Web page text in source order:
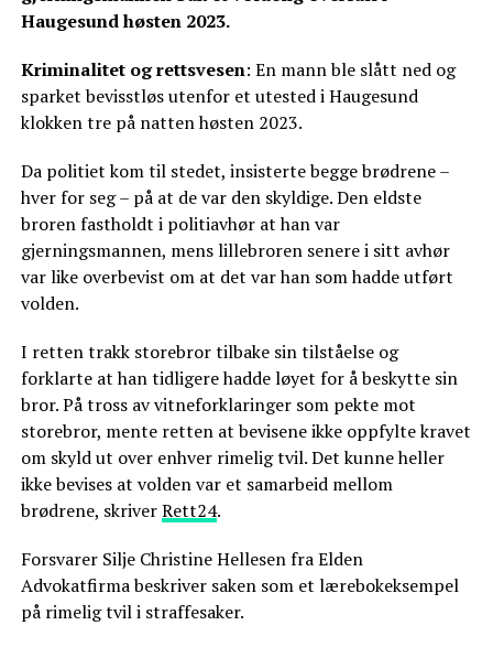
Haugesund høsten 2023.
Kriminalitet og rettsvesen: En mann ble slått ned og
sparket bevisstløs utenfor et utested i Haugesund
klokken tre på natten høsten 2023.
Da politiet kom til stedet, insisterte begge brødrene –
hver for seg – på at de var den skyldige. Den eldste
broren fastholdt i politiavhør at han var
gjerningsmannen, mens lillebroren senere i sitt avhør
var like overbevist om at det var han som hadde utført
volden.
I retten trakk storebror tilbake sin tilståelse og
forklarte at han tidligere hadde løyet for å beskytte sin
bror. På tross av vitneforklaringer som pekte mot
storebror, mente retten at bevisene ikke oppfylte kravet
om skyld ut over enhver rimelig tvil. Det kunne heller
ikke bevises at volden var et samarbeid mellom
brødrene, skriverRett24.
Forsvarer Silje Christine Hellesen fra Elden
Advokatfirma beskriver saken som et lærebokeksempel
på rimelig tvil i straffesaker.